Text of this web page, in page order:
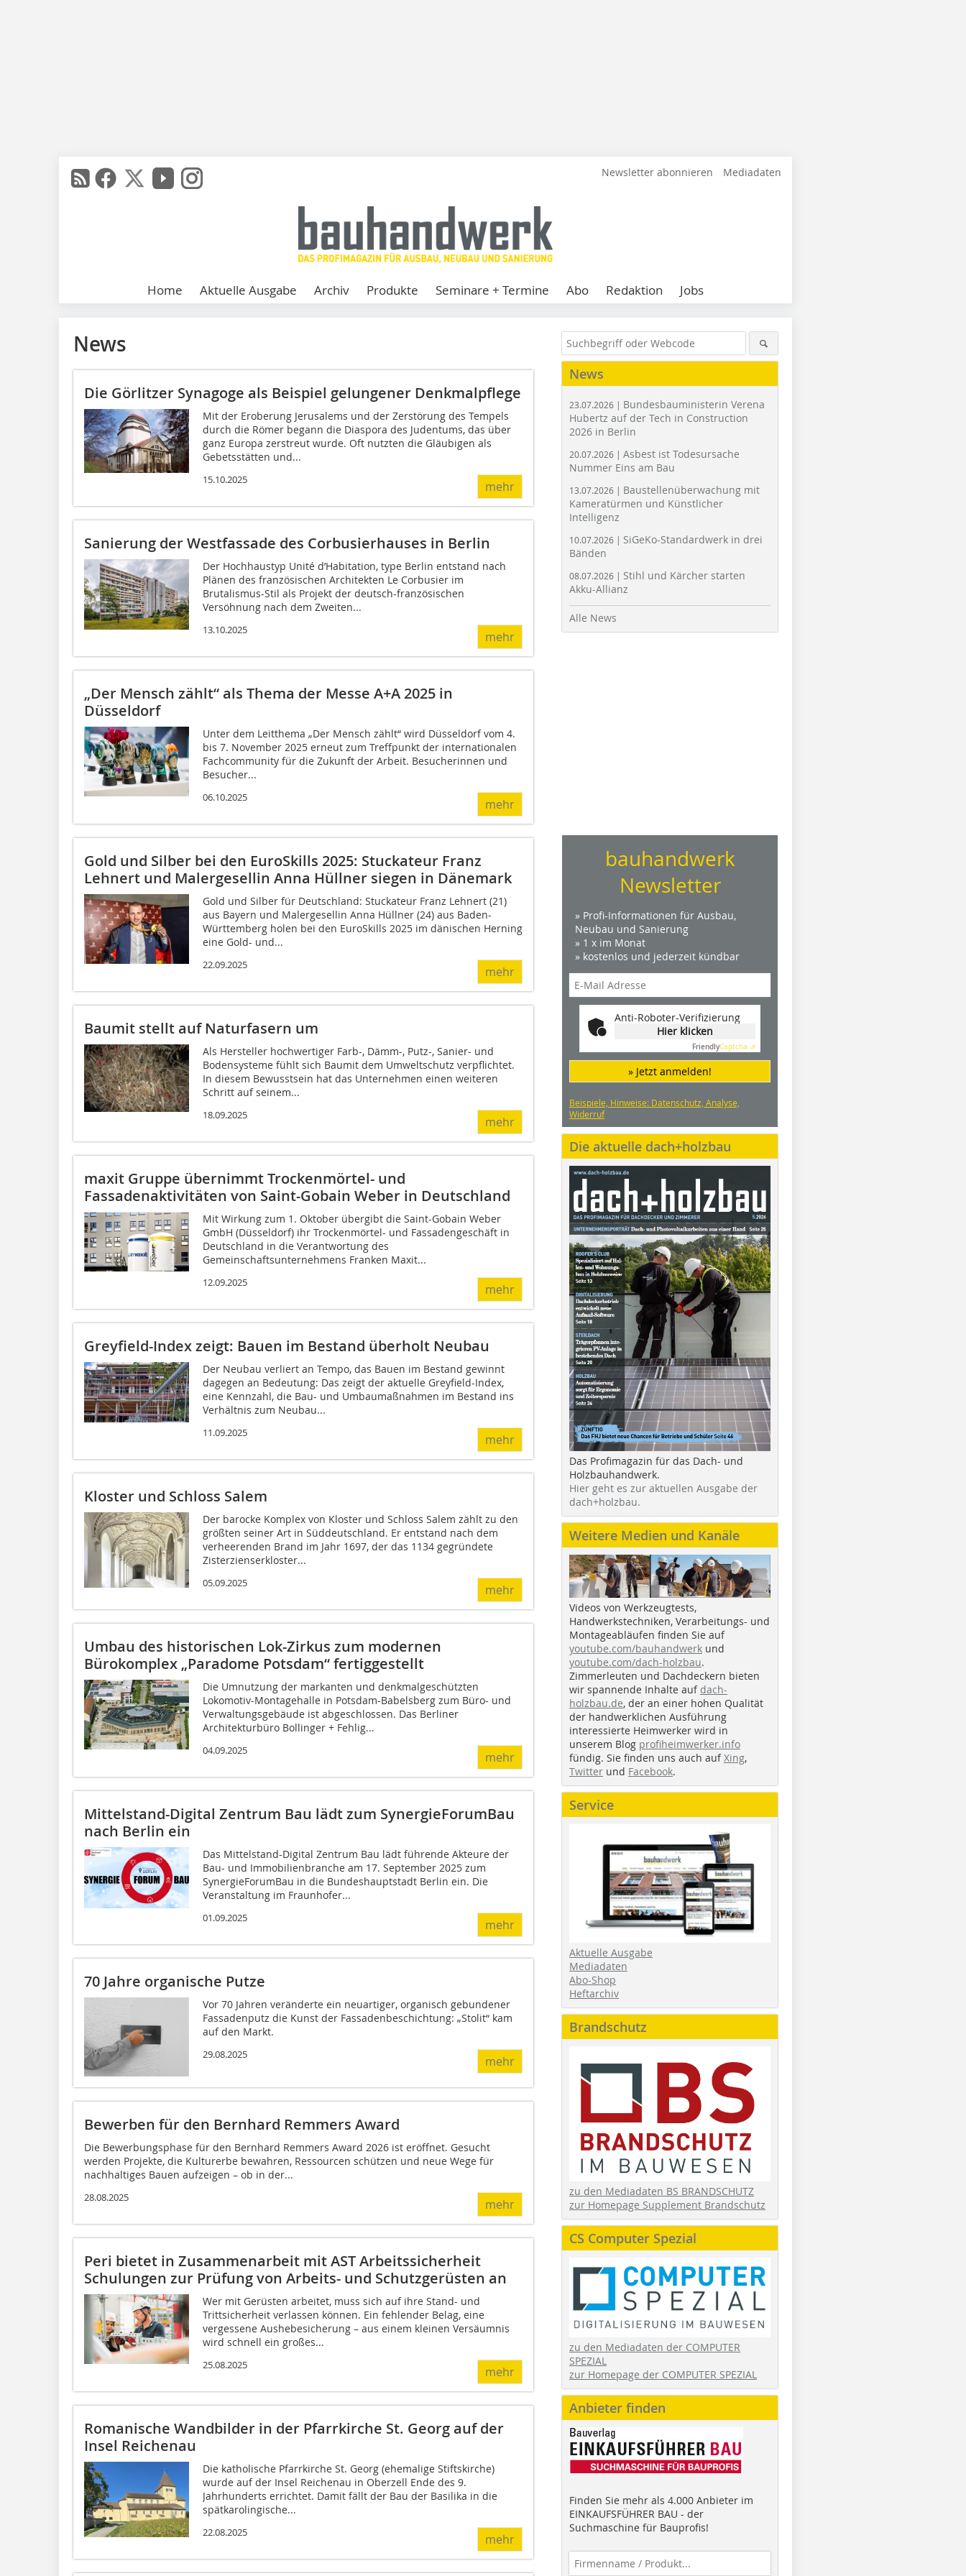
Newsletter abonnieren Mediadaten
Home Aktuelle Ausgabe Archiv Produkte Seminare + Termine Abo Redaktion Jobs
News
Die Görlitzer Synagoge als Beispiel gelungener Denkmalpflege
Mit der Eroberung Jerusalems und der Zerstörung des Tempels
durch die Römer begann die Diaspora des Judentums, das über
ganz Europa zerstreut wurde. Oft nutzten die Gläubigen als
Gebetsstätten und...
15.10.2025 mehr
Sanierung der Westfassade des Corbusierhauses in Berlin
Der Hochhaustyp Unité d’Habitation, type Berlin entstand nach
Plänen des französischen Architekten Le Corbusier im
Brutalismus-Stil als Projekt der deutsch-französischen
Versöhnung nach dem Zweiten...
13.10.2025 mehr
„Der Mensch zählt“ als Thema der Messe A+A 2025 in
Düsseldorf
Unter dem Leitthema „Der Mensch zählt“ wird Düsseldorf vom 4.
bis 7. November 2025 erneut zum Treffpunkt der internationalen
Fachcommunity für die Zukunft der Arbeit. Besucherinnen und
Besucher...
06.10.2025 mehr
Gold und Silber bei den EuroSkills 2025: Stuckateur Franz
Lehnert und Malergesellin Anna Hüllner siegen in Dänemark
Gold und Silber für Deutschland: Stuckateur Franz Lehnert (21)
aus Bayern und Malergesellin Anna Hüllner (24) aus Baden-
Württemberg holen bei den EuroSkills 2025 im dänischen Herning
eine Gold- und...
22.09.2025 mehr
Baumit stellt auf Naturfasern um
Als Hersteller hochwertiger Farb-, Dämm-, Putz-, Sanier- und
Bodensysteme fühlt sich Baumit dem Umweltschutz verpflichtet.
In diesem Bewusstsein hat das Unternehmen einen weiteren
Schritt auf seinem...
18.09.2025 mehr
maxit Gruppe übernimmt Trockenmörtel- und
Fassadenaktivitäten von Saint-Gobain Weber in Deutschland
Mit Wirkung zum 1. Oktober übergibt die Saint-Gobain Weber
GmbH (Düsseldorf) ihr Trockenmörtel- und Fassadengeschäft in
Deutschland in die Verantwortung des
Gemeinschaftsunternehmens Franken Maxit...
12.09.2025 mehr
Greyfield-Index zeigt: Bauen im Bestand überholt Neubau
Der Neubau verliert an Tempo, das Bauen im Bestand gewinnt
dagegen an Bedeutung: Das zeigt der aktuelle Greyfield-Index,
eine Kennzahl, die Bau- und Umbaumaßnahmen im Bestand ins
Verhältnis zum Neubau...
11.09.2025 mehr
Kloster und Schloss Salem
Der barocke Komplex von Kloster und Schloss Salem zählt zu den
größten seiner Art in Süddeutschland. Er entstand nach dem
verheerenden Brand im Jahr 1697, der das 1134 gegründete
Zisterzienserkloster...
05.09.2025 mehr
Umbau des historischen Lok-Zirkus zum modernen
Bürokomplex „Paradome Potsdam“ fertiggestellt
Die Umnutzung der markanten und denkmalgeschützten
Lokomotiv-Montagehalle in Potsdam-Babelsberg zum Büro- und
Verwaltungsgebäude ist abgeschlossen. Das Berliner
Architekturbüro Bollinger + Fehlig...
04.09.2025 mehr
Mittelstand-Digital Zentrum Bau lädt zum SynergieForumBau
nach Berlin ein
Das Mittelstand-Digital Zentrum Bau lädt führende Akteure der
Bau- und Immobilienbranche am 17. September 2025 zum
SynergieForumBau in die Bundeshauptstadt Berlin ein. Die
Veranstaltung im Fraunhofer...
01.09.2025 mehr
70 Jahre organische Putze
Vor 70 Jahren veränderte ein neuartiger, organisch gebundener
Fassadenputz die Kunst der Fassadenbeschichtung: „Stolit“ kam
auf den Markt.
29.08.2025 mehr
Bewerben für den Bernhard Remmers Award
Die Bewerbungsphase für den Bernhard Remmers Award 2026 ist eröffnet. Gesucht
werden Projekte, die Kulturerbe bewahren, Ressourcen schützen und neue Wege für
nachhaltiges Bauen aufzeigen – ob in der...
28.08.2025 mehr
Peri bietet in Zusammenarbeit mit AST Arbeitssicherheit
Schulungen zur Prüfung von Arbeits- und Schutzgerüsten an
Wer mit Gerüsten arbeitet, muss sich auf ihre Stand- und
Trittsicherheit verlassen können. Ein fehlender Belag, eine
vergessene Aushebesicherung – aus einem kleinen Versäumnis
wird schnell ein großes...
25.08.2025 mehr
Romanische Wandbilder in der Pfarrkirche St. Georg auf der
Insel Reichenau
Die katholische Pfarrkirche St. Georg (ehemalige Stiftskirche)
wurde auf der Insel Reichenau in Oberzell Ende des 9.
Jahrhunderts errichtet. Damit fällt der Bau der Basilika in die
spätkarolingische...
22.08.2025 mehr
News
23.07.2026 | Bundesbauministerin Verena
Hubertz auf der Tech in Construction
2026 in Berlin
20.07.2026 | Asbest ist Todesursache
Nummer Eins am Bau
13.07.2026 | Baustellenüberwachung mit
Kameratürmen und Künstlicher
Intelligenz
10.07.2026 | SiGeKo-Standardwerk in drei
Bänden
08.07.2026 | Stihl und Kärcher starten
Akku-Allianz
Alle News
bauhandwerk
Newsletter
» Profi-Informationen für Ausbau,
Neubau und Sanierung
» 1 x im Monat
» kostenlos und jederzeit kündbar
Anti-Roboter-Verifizierung
Hier klicken
FriendlyCaptcha ⇗
» Jetzt anmelden!
Beispiele, Hinweise: Datenschutz, Analyse,
Widerruf
Die aktuelle dach+holzbau
Das Profimagazin für das Dach- und
Holzbauhandwerk.
Hier geht es zur aktuellen Ausgabe der
dach+holzbau.
Weitere Medien und Kanäle
Videos von Werkzeugtests,
Handwerkstechniken, Verarbeitungs- und
Montageabläufen finden Sie auf
youtube.com/bauhandwerk und
youtube.com/dach-holzbau.
Zimmerleuten und Dachdeckern bieten
wir spannende Inhalte auf dach-
holzbau.de, der an einer hohen Qualität
der handwerklichen Ausführung
interessierte Heimwerker wird in
unserem Blog profiheimwerker.info
fündig. Sie finden uns auch aufXing,
Twitter und Facebook.
Service
Aktuelle Ausgabe
Mediadaten
Abo-Shop
Heftarchiv
Brandschutz
zu den Mediadaten BS BRANDSCHUTZ
zur Homepage Supplement Brandschutz
CS Computer Spezial
zu den Mediadaten der COMPUTER
SPEZIAL
zur Homepage der COMPUTER SPEZIAL
Anbieter finden
Finden Sie mehr als 4.000 Anbieter im
EINKAUFSFÜHRER BAU - der
Suchmaschine für Bauprofis!